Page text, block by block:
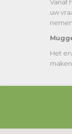
Vanaf
uw
nemen.
Het